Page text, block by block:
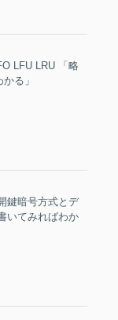
LFU LRU 「略
る」
鍵暗号方式とデ
いてみればわか